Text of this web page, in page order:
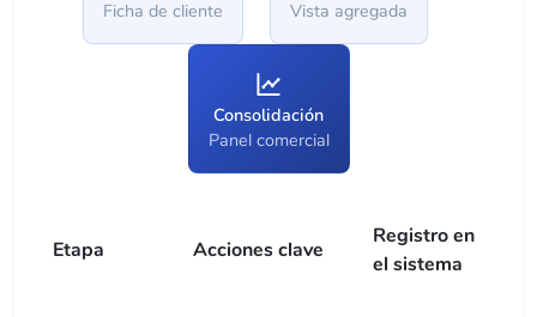
Ficha de cliente
Vista agregada
Consolidación
Panel comercial
Etapa Acciones clave
Registro en
el sistema